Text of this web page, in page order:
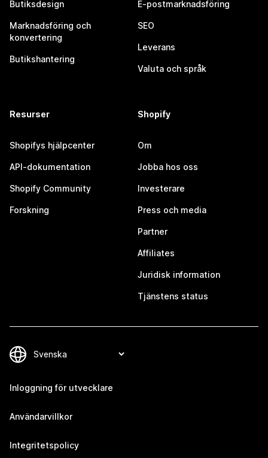
Butiksdesign
Marknadsföring och
konvertering
Butikshantering
E-postmarknadsföring
SEO
Leverans
Valuta och språk
Resurser
Shopifys hjälpcenter
API-dokumentation
Shopify Community
Forskning
Shopify
Om
Jobba hos oss
Investerare
Press och media
Partner
Affiliates
Juridisk information
Tjänstens status
Inloggning för utvecklare
Användarvillkor
Integritetspolicy